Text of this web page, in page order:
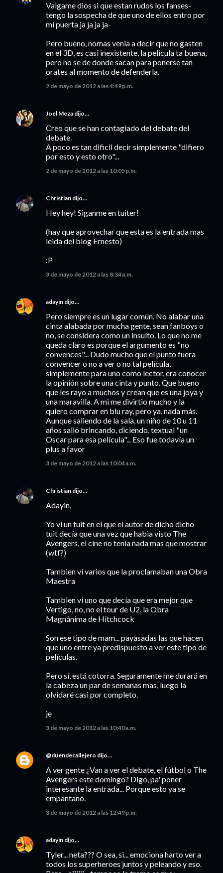
Valgame dios si que estan rudos los fanses-
tengo la sospecha de que uno de ellos entro por
mi puerta ja ja ja ja-
Pero bueno, nomas venia a decir que no gasten
en el 3D, es casi inexistente, la pelicula ta buena,
pero no se de donde sacan para ponerse tan
orates al momento de defenderla.
2 de mayo de 2012 a las 4:49 p.m.
Joel Meza dijo…
Creo que se han contagiado del debate del
debate.
A poco es tan dificil decir simplemente "difiero
por esto y esto otro"...
2 de mayo de 2012 a las 10:05 p.m.
Christian dijo…
Hey hey! Siganme en tuiter!
(hay que aprovechar que esta es la entrada mas
leida del blog Ernesto)
:P
3 de mayo de 2012 a las 8:34 a.m.
adayin dijo…
Pero siempre es un lugar común. No alabar una
cinta alabada por mucha gente, sean fanboys o
no, se considera como un insulto. Lo que no me
queda claro es porque el argumento es "no
convences"... Dudo mucho que el punto fuera
convencer o no a ver o no tal película,
simplemente para uno como lector, era conocer
la opinión sobre una cinta y punto. Que bueno
que les rayo a muchos y crean que es una joya y
una maravilla. A mi me divirtio mucho y la
quiero comprar en blu ray, pero ya, nada más.
Aunque saliendo de la sala, un niño de 10 u 11
años salió brincando, diciendo, textual "un
Oscar para esa película"... Eso fue todavía un
plus a favor
3 de mayo de 2012 a las 10:04 a.m.
Christian dijo…
Adayin,
Yo vi un tuit en el que el autor de dicho dicho
tuit decía que una vez que habia visto The
Avengers, el cine no tenia nada mas que mostrar
(wtf?)
Tambien vi varios que la proclamaban una Obra
Maestra
Tambien vi uno que decía que era mejor que
Vertigo, no, no el tour de U2, la Obra
Magnánima de Hitchcock
Son ese tipo de mam... payasadas las que hacen
que uno entre ya predispuesto a ver este tipo de
películas.
Pero sí, está cotorra. Seguramente me durará en
la cabeza un par de semanas mas, luego la
olvidaré casi por completo.
je
3 de mayo de 2012 a las 10:40 a.m.
@duendecallejero dijo…
A ver gente ¿Van a ver el debate, el fútbol o The
Avengers este domingo? Digo, pa' poner
interesante la entrada... Porque esto ya se
empantanó.
3 de mayo de 2012 a las 12:49 p.m.
adayin dijo…
Tyler... neta??? O sea, si... emociona harto ver a
todos los superheroes juntos y peleando y eso.